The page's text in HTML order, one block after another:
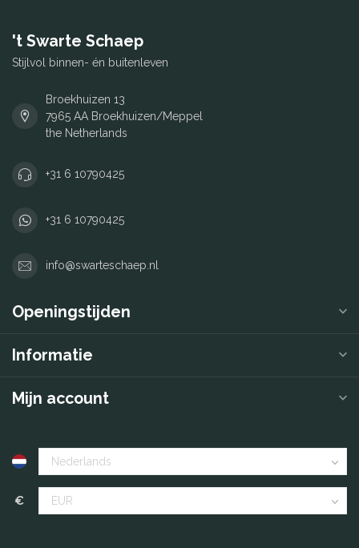
't Swarte Schaep
Stijlvol binnen- én buitenleven
Broekhuizen 13
7965 AA Broekhuizen/Meppel
the Netherlands
+31 6 10790425
+31 6 10790425
info@swarteschaep.nl
Openingstijden
Informatie
Mijn account
€